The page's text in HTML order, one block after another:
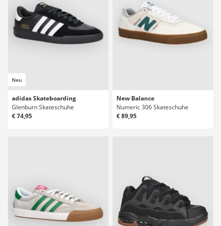
Neu
adidas Skateboarding
Glenburn Skateschuhe
€ 74,95
New Balance
Numeric 306 Skateschuhe
€ 89,95